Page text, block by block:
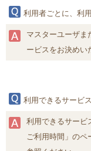
利用者ごとに、利
マスターユーザま
ービスをお決めい
利用できるサービ
利用できるサービ
ご利用時間」の